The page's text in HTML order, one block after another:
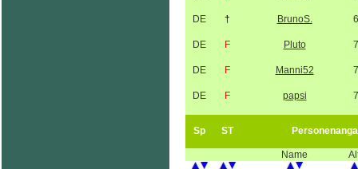
DE † BrunoS.
DE F Pluto
DE F Manni52
DE F papsi
Sp ST
Name